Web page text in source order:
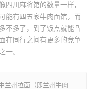
四川麻将馆的数量一样，
能有四五家牛肉面馆，而
不多了，到了饭点就能凸
在同行之间有更多的竞争
一。
兰州拉面（即兰州牛肉